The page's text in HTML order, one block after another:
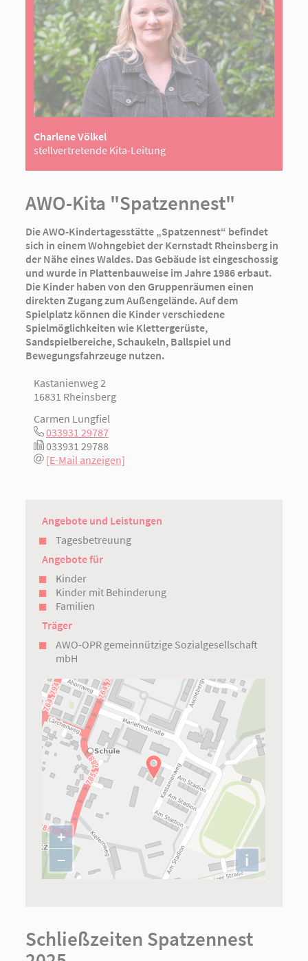
Charlene Völkel
stellvertretende Kita-Leitung
AWO-Kita "Spatzennest"
Die AWO-Kindertagesstätte „Spatzennest“ befindet
sich in einem Wohngebiet der Kernstadt Rheinsberg in
der Nähe eines Waldes. Das Gebäude ist eingeschossig
und wurde in Plattenbauweise im Jahre 1986 erbaut.
Die Kinder haben von den Gruppenräumen einen
direkten Zugang zum Außengelände. Auf dem
Spielplatz können die Kinder verschiedene
Spielmöglichkeiten wie Klettergerüste,
Sandspielbereiche, Schaukeln, Ballspiel und
Bewegungsfahrzeuge nutzen.
Kastanienweg 2
16831 Rheinsberg
Carmen Lungfiel
033931 29787
033931 29788
[E-Mail anzeigen]
Angebote und Leistungen
Tagesbetreuung
Angebote für
Kinder
Kinder mit Behinderung
Familien
Träger
AWO-OPR gemeinnützige Sozialgesellschaft
mbH
+
−
i
Schließzeiten Spatzennest